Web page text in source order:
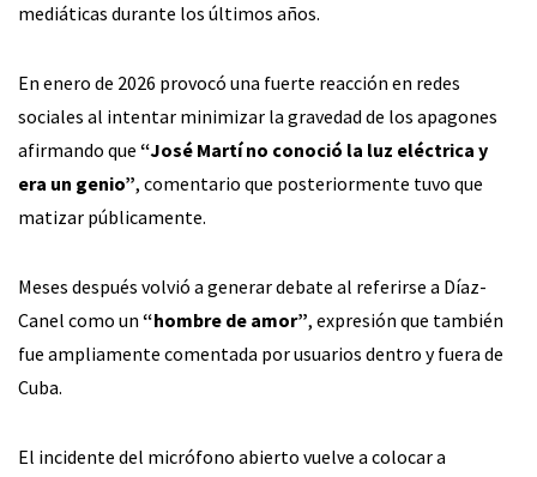
mediáticas durante los últimos años.
En enero de 2026 provocó una fuerte reacción en redes
sociales al intentar minimizar la gravedad de los apagones
afirmando que “José Martí no conoció la luz eléctrica y
era un genio”, comentario que posteriormente tuvo que
matizar públicamente.
Meses después volvió a generar debate al referirse a Díaz-
Canel como un “hombre de amor”, expresión que también
fue ampliamente comentada por usuarios dentro y fuera de
Cuba.
El incidente del micrófono abierto vuelve a colocar a